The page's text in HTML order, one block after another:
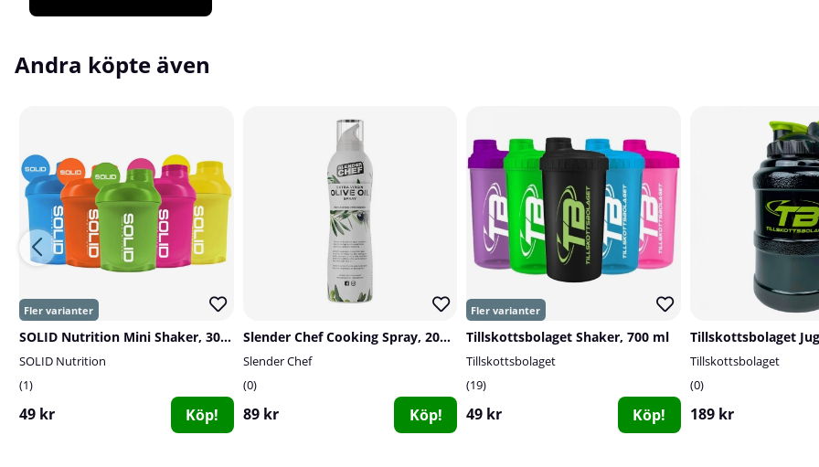
Andra köpte även
SOLID Nutrition Mini Shaker, 300 ml
SOLID Nutrition
1
49 kr Köp!
Slender Chef Cooking Spray, 200 ml, Virgin Olive Oil
Slender Chef
0
89 kr Köp!
Tillskottsbolaget Shaker, 700 ml
Tillskottsbolaget
19
49 kr Köp!
Tillskottsbolaget
Tillskottsbolaget
0
189 kr